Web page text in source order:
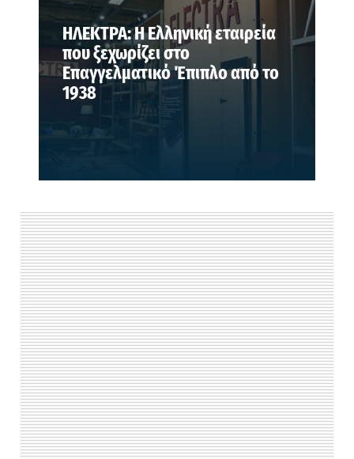
ΗΛΕΚΤΡΑ: Η Ελληνική εταιρεία
που ξεχωρίζει στο
Επαγγελματικό Έπιπλο από το
1938